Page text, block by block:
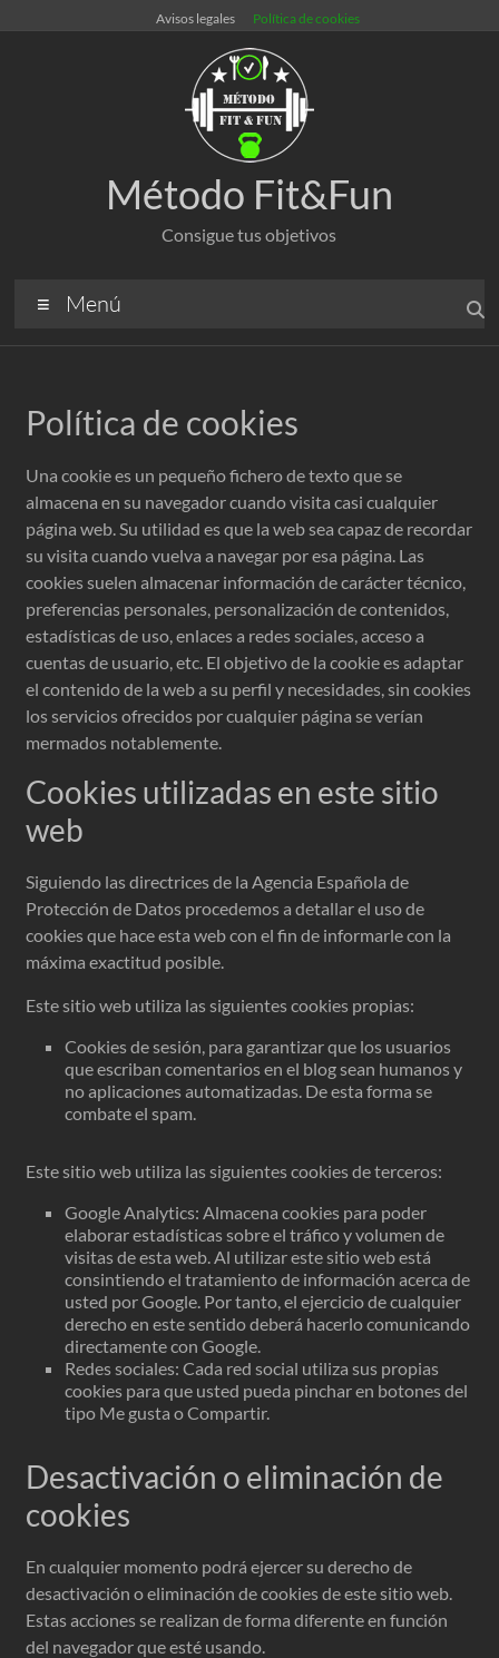
Avisos legales Política de cookies
Método Fit&Fun
Consigue tus objetivos
Menú
Política de cookies
Una cookie es un pequeño fichero de texto que se
almacena en su navegador cuando visita casi cualquier
página web. Su utilidad es que la web sea capaz de recordar
su visita cuando vuelva a navegar por esa página. Las
cookies suelen almacenar información de carácter técnico,
preferencias personales, personalización de contenidos,
estadísticas de uso, enlaces a redes sociales, acceso a
cuentas de usuario, etc. El objetivo de la cookie es adaptar
el contenido de la web a su perfil y necesidades, sin cookies
los servicios ofrecidos por cualquier página se verían
mermados notablemente.
Cookies utilizadas en este sitio
web
Siguiendo las directrices de la Agencia Española de
Protección de Datos procedemos a detallar el uso de
cookies que hace esta web con el fin de informarle con la
máxima exactitud posible.
Este sitio web utiliza las siguientes cookies propias:
Cookies de sesión, para garantizar que los usuarios
que escriban comentarios en el blog sean humanos y
no aplicaciones automatizadas. De esta forma se
combate el spam.
Este sitio web utiliza las siguientes cookies de terceros:
Google Analytics: Almacena cookies para poder
elaborar estadísticas sobre el tráfico y volumen de
visitas de esta web. Al utilizar este sitio web está
consintiendo el tratamiento de información acerca de
usted por Google. Por tanto, el ejercicio de cualquier
derecho en este sentido deberá hacerlo comunicando
directamente con Google.
Redes sociales: Cada red social utiliza sus propias
cookies para que usted pueda pinchar en botones del
tipo Me gusta o Compartir.
Desactivación o eliminación de
cookies
En cualquier momento podrá ejercer su derecho de
desactivación o eliminación de cookies de este sitio web.
Estas acciones se realizan de forma diferente en función
del navegador que esté usando.